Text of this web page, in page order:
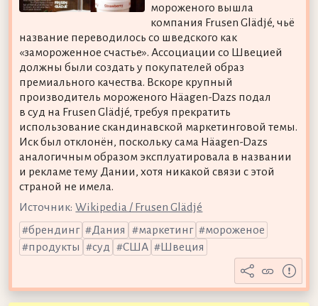
мороженого вышла
компания Frusen Glädjé, чьё
название переводилось со шведского как
«замороженное счастье». Ассоциации со Швецией
должны были создать у покупателей образ
премиального качества. Вскоре крупный
производитель мороженого Häagen-Dazs подал
в суд на Frusen Glädjé, требуя прекратить
использование скандинавской маркетинговой темы.
Иск был отклонён, поскольку сама Häagen-Dazs
аналогичным образом эксплуатировала в названии
и рекламе тему Дании, хотя никакой связи с этой
страной не имела.
Источник: Wikipedia / Frusen Glädjé
брендинг
Дания маркетинг
мороженое
продукты
суд США Швеция